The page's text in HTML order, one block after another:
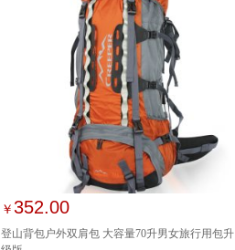
￥352.00
登山背包户外双肩包 大容量70升男女旅行用包升